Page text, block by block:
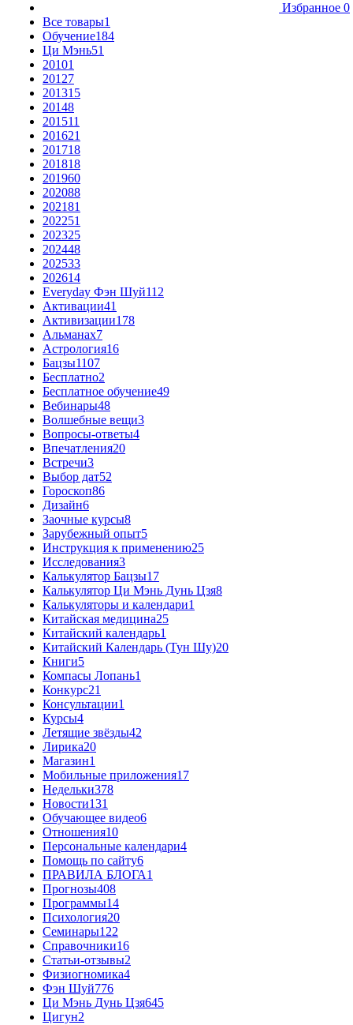
Избранное 0
Все товары1
Обучение184
Ци Мэнь51
20101
20127
201315
20148
201511
201621
201718
201818
201960
202088
202181
202251
202325
202448
202533
202614
Everyday Фэн Шуй112
Активации41
Активизации178
Альманах7
Астрология16
Бацзы1107
Бесплатно2
Бесплатное обучение49
Вебинары48
Волшебные вещи3
Вопросы-ответы4
Впечатления20
Встречи3
Выбор дат52
Гороскоп86
Дизайн6
Заочные курсы8
Зарубежный опыт5
Инструкция к применению25
Исследования3
Калькулятор Бацзы17
Калькулятор Ци Мэнь Дунь Цзя8
Калькуляторы и календари1
Китайская медицина25
Китайский календарь1
Китайский Календарь (Тун Шу)20
Книги5
Компасы Лопань1
Конкурс21
Консультации1
Курсы4
Летящие звёзды42
Лирика20
Магазин1
Мобильные приложения17
Недельки378
Новости131
Обучающее видео6
Отношения10
Персональные календари4
Помощь по сайту6
ПРАВИЛА БЛОГА1
Прогнозы408
Программы14
Психология20
Семинары122
Справочники16
Статьи-отзывы2
Физиогномика4
Фэн Шуй776
Ци Мэнь Дунь Цзя645
Цигун2